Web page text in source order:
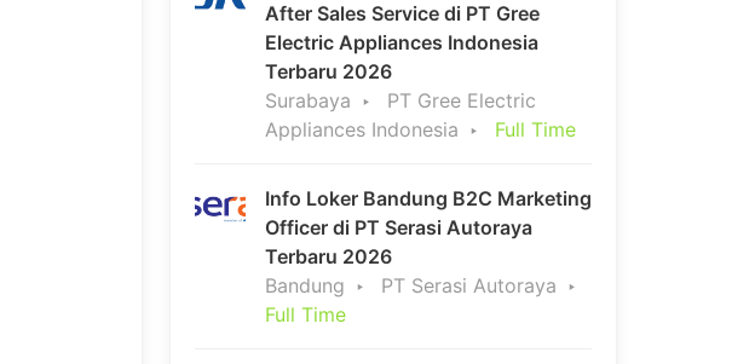
After Sales Service di PT Gree
Electric Appliances Indonesia
Terbaru 2026
Surabaya
PT Gree Electric
Appliances Indonesia
Full Time
Info Loker Bandung B2C Marketing
Officer di PT Serasi Autoraya
Terbaru 2026
Bandung
PT Serasi Autoraya
Full Time